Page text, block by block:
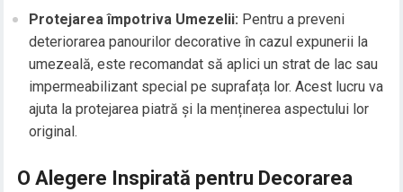
Protejarea împotriva Umezelii: Pentru a preveni
deteriorarea panourilor decorative în cazul expunerii la
umezeală, este recomandat să aplici un strat de lac sau
impermeabilizant special pe suprafața lor. Acest lucru va
ajuta la protejarea piatră și la menținerea aspectului lor
original.
O Alegere Inspirată pentru Decorarea